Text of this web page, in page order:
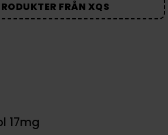
FRÅN XQS
17mg